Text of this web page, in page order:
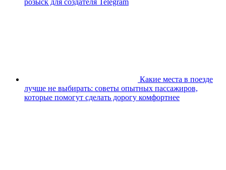
розыск для создателя Telegram
Какие места в поезде
лучше не выбирать: советы опытных пассажиров,
которые помогут сделать дорогу комфортнее